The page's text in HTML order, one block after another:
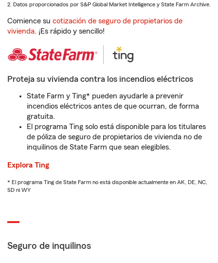
2. Datos proporcionados por S&P Global Market Intelligence y State Farm Archive.
Comience su cotización de seguro de propietarios de
vivienda. ¡Es rápido y sencillo!
Proteja su vivienda contra los incendios eléctricos
State Farm y Ting* pueden ayudarle a prevenir
incendios eléctricos antes de que ocurran, de forma
gratuita.
El programa Ting solo está disponible para los titulares
de póliza de seguro de propietarios de vivienda no de
inquilinos de State Farm que sean elegibles.
Explora Ting
* El programa Ting de State Farm no está disponible actualmente en AK, DE, NC,
SD ni WY
Seguro de inquilinos